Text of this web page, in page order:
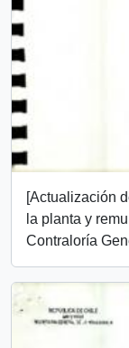
[Actualización
la planta y
Contraloría